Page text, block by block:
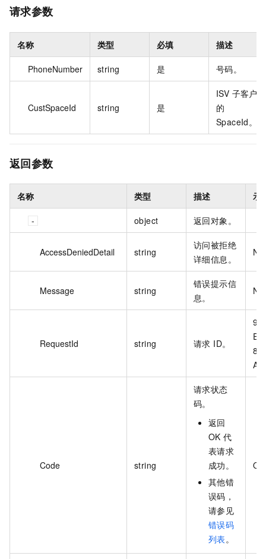
请求参数
名称 类型 必填 描述
PhoneNumber string 是 号码。
CustSpaceId string 是
ISV 子客户
的
SpaceId。
返回参数
名称 类型 描述 示
object 返回对象。
AccessDeniedDetail string
访问被拒绝
详细信息。
Message string
错误提示信
息。
RequestId string 请求 ID。
Code string
请求状态
码。
返回
OK 代
表请求
成功。
其他错
误码，
请参见
错误码
列表 。
OK